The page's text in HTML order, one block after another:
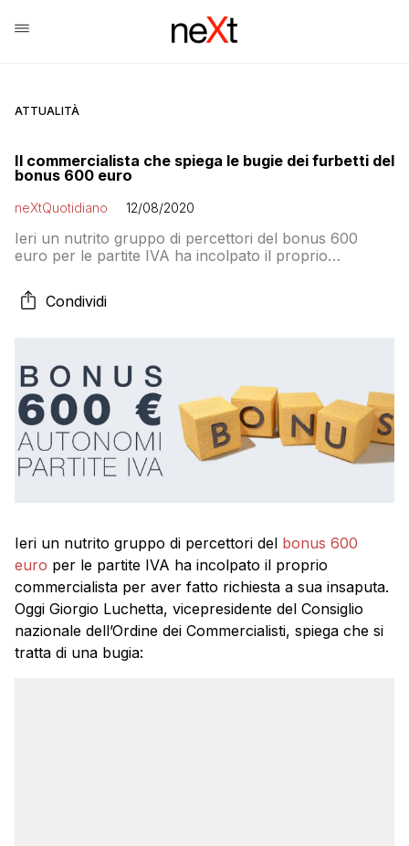
ATTUALITÀ
Il commercialista che spiega le bugie dei furbetti del
bonus 600 euro
neXtQuotidiano 12/08/2020
Ieri un nutrito gruppo di percettori del bonus 600
euro per le partite IVA ha incolpato il proprio
Oggi Giorgio Luchetta, vicepresidente del Consiglio
nazionale dell’Ordine dei Commercialisti, spiega che si
Condividi
Ieri un nutrito gruppo di percettori del bonus 600
euro per le partite IVA ha incolpato il proprio
commercialista per aver fatto richiesta a sua insaputa.
Oggi Giorgio Luchetta, vicepresidente del Consiglio
nazionale dell’Ordine dei Commercialisti, spiega che si
tratta di una bugia: